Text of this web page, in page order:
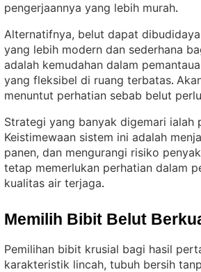
pengerjaannya yang lebih murah.
Alternatifnya, belut dapat
yang lebih modern dan sederhana
adalah kemudahan dalam
yang fleksibel di ruang terbatas.
menuntut perhatian sebab belut
Strategi yang banyak digemari ialah
Keistimewaan sistem ini adalah
panen, dan mengurangi risiko
tetap memerlukan perhatian dalam
kualitas air terjaga.
Memilih Bibit Belut
Pemilihan bibit krusial bagi hasil
karakteristik lincah, tubuh bersih